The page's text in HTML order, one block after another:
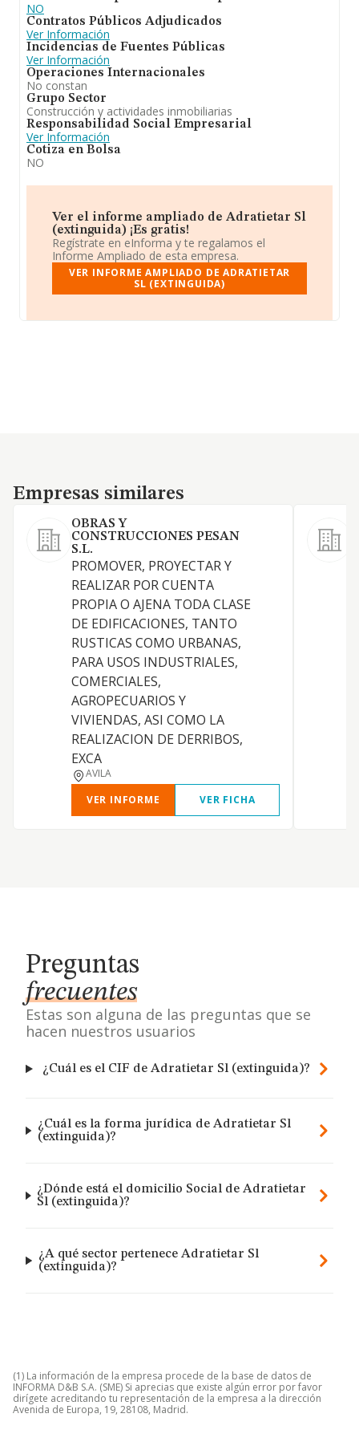
NO
Contratos Públicos Adjudicados
Ver Información
Incidencias de Fuentes Públicas
Ver Información
Operaciones Internacionales
No constan
Grupo Sector
Construcción y actividades inmobiliarias
Responsabilidad Social Empresarial
Ver Información
Cotiza en Bolsa
NO
Ver el informe ampliado de Adratietar Sl
(extinguida) ¡Es gratis!
Regístrate en eInforma y te regalamos el
Informe Ampliado de esta empresa.
VER INFORME AMPLIADO DE ADRATIETAR
SL (EXTINGUIDA)
Empresas similares
Empresas similares
OBRAS Y
CONSTRUCCIONES PESAN
S.L.
PROMOVER, PROYECTAR Y
REALIZAR POR CUENTA
PROPIA O AJENA TODA CLASE
DE EDIFICACIONES, TANTO
RUSTICAS COMO URBANAS,
PARA USOS INDUSTRIALES,
COMERCIALES,
AGROPECUARIOS Y
VIVIENDAS, ASI COMO LA
REALIZACION DE DERRIBOS,
EXCA
AVILA
VER INFORME
VER FICHA
Preguntas
frecuentes
Estas son alguna de las preguntas que se
hacen nuestros usuarios
¿Cuál es el CIF de Adratietar Sl (extinguida)?
¿Cuál es la forma jurídica de Adratietar Sl
(extinguida)?
¿Dónde está el domicilio Social de Adratietar
Sl (extinguida)?
¿A qué sector pertenece Adratietar Sl
(extinguida)?
(1) La información de la empresa procede de la base de datos de
INFORMA D&B S.A. (SME) Si aprecias que existe algún error por favor
dirígete acreditando tu representación de la empresa a la dirección
Avenida de Europa, 19, 28108, Madrid.